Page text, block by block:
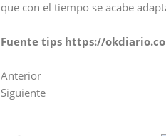
que con el tiempo se acabe
Fuente tips https://
Anterior
Siguiente